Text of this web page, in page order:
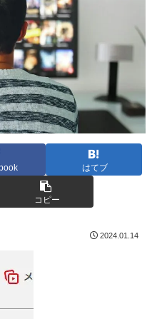
はてブ
コピー
2024.01.14